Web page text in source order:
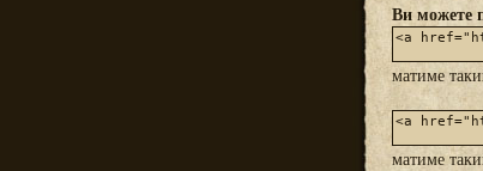
Ви можете
матиме
матиме